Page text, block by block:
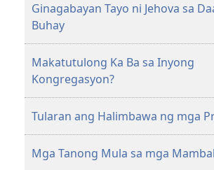
Ginagabayan Tayo ni Jehova sa
Buhay
Makatutulong Ka Ba sa Inyong
Kongregasyon?
Tularan ang Halimbawa ng mga
Mga Tanong Mula sa mga